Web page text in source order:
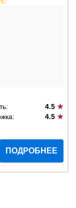
4.5 ★
4.5 ★
ПОДРОБНЕЕ